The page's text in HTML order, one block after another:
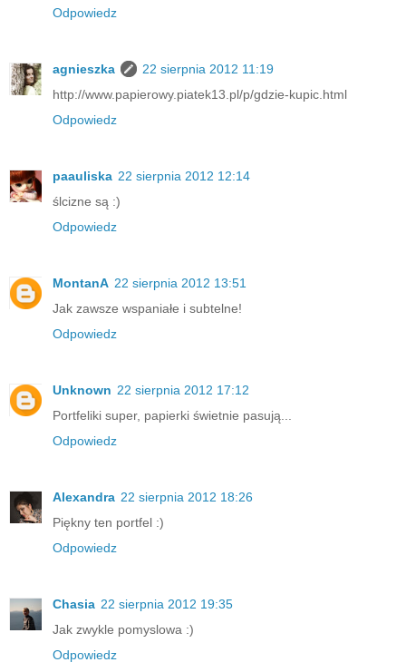
Odpowiedz
agnieszka
22 sierpnia 2012 11:19
http://www.papierowy.piatek13.pl/p/gdzie-kupic.html
Odpowiedz
paauliska 22 sierpnia 2012 12:14
ślcizne są :)
Odpowiedz
MontanA 22 sierpnia 2012 13:51
Jak zawsze wspaniałe i subtelne!
Odpowiedz
Unknown 22 sierpnia 2012 17:12
Portfeliki super, papierki świetnie pasują...
Odpowiedz
Alexandra 22 sierpnia 2012 18:26
Piękny ten portfel :)
Odpowiedz
Chasia 22 sierpnia 2012 19:35
Jak zwykle pomyslowa :)
Odpowiedz